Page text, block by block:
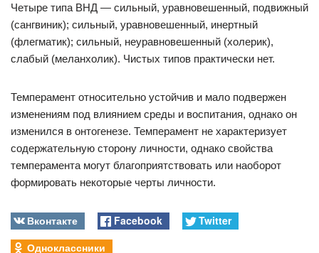
Четыре типа ВНД — сильный, уравновешенный, подвижный
(сангвиник); сильный, уравновешенный, инертный
(флегматик); сильный, неуравновешенный (холерик),
слабый (меланхолик). Чистых типов практически нет.
Темперамент относительно устойчив и мало подвержен
изменениям под влиянием среды и воспитания, однако он
изменился в онтогенезе. Темперамент не характеризует
содержательную сторону личности, однако свойства
темперамента могут благоприятствовать или наоборот
формировать некоторые черты личности.
Вконтакте Facebook
Twitter
Одноклассники